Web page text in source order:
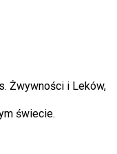
Żwywności i Leków,
świecie.